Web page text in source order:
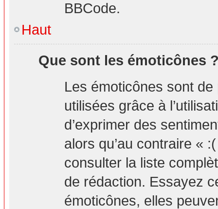
BBCode.
Haut
Que sont les émoticônes
Les émoticônes sont
utilisées grâce à
d’exprimer des
alors qu’au contraire «
consulter la liste
de rédaction. Essayez
émoticônes, elles